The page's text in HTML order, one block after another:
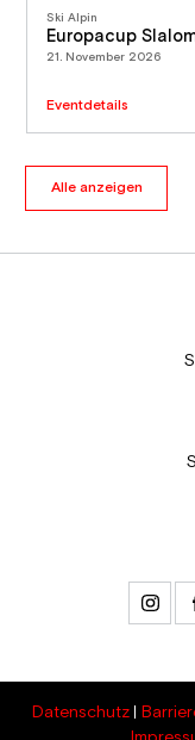
Ski Alpin
Europacup
21. November 2026
Eventdetails
Alle anzeigen
Datenschutz